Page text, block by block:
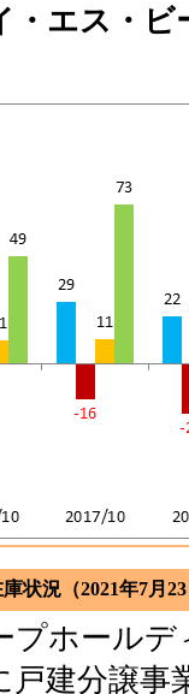
・エス・
状況（2021年7月
プホールデ
戸建分譲事